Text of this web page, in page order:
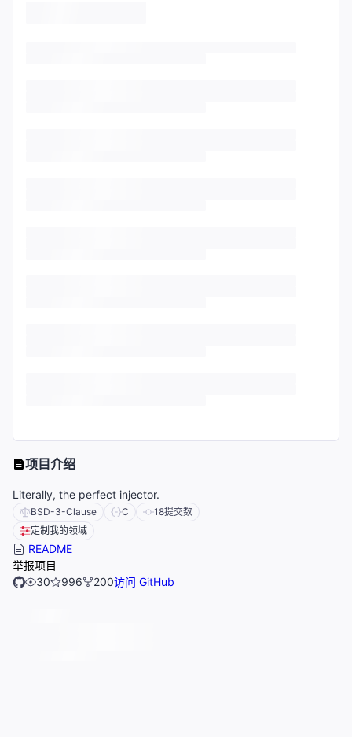
项目介绍
Literally, the perfect injector.
BSD-3-Clause C 18提交数
定制我的领域
README
举报项目
30
996 200访问 GitHub